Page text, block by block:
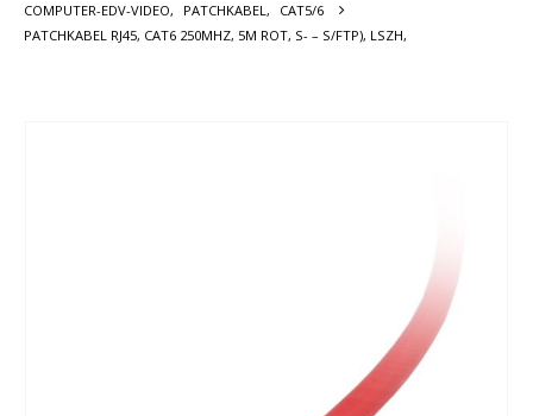
COMPUTER-EDV-VIDEO, PATCHKABEL,
CAT5/6
PATCHKABEL RJ45, CAT6 250MHZ, 5M ROT, S- – S/FTP), LSZH,